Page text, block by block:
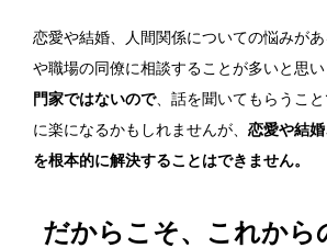
恋愛や結婚、人間関係についての悩みが
や職場の同僚に相談することが多いと思
門家ではないので、話を聞いてもらうこ
に楽になるかもしれませんが、 恋愛や結
を根本的に解決することはできません。
だからこそ、これから